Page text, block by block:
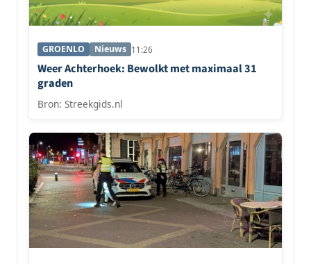
GROENLO Nieuws 11:26
Weer Achterhoek: Bewolkt met maximaal 31
graden
Bron: Streekgids.nl